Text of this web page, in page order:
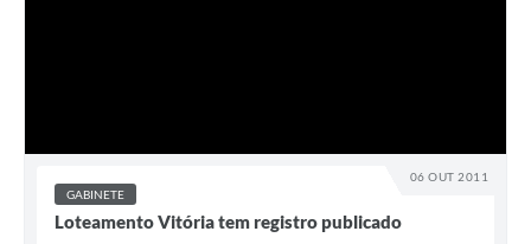
06 OUT 2011
GABINETE
Loteamento Vitória tem registro publicado